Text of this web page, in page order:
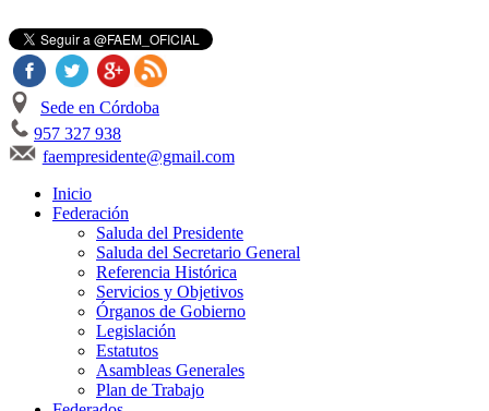
Sede en Córdoba
957 327 938
faempresidente@gmail.com
Inicio
Federación
Saluda del Presidente
Saluda del Secretario General
Referencia Histórica
Servicios y Objetivos
Órganos de Gobierno
Legislación
Estatutos
Asambleas Generales
Plan de Trabajo